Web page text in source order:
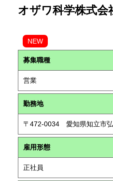
オザワ科学株式会
NEW
募集職種
営業
勤務地
〒472-0034 愛知県知立市弘
雇用形態
正社員